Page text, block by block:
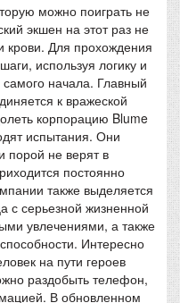
можно поиграть не
экшен на этот раз не
крови. Для прохождения
используя логику и
начала. Главный
к вражеской
корпорацию Blume
испытания. Они
порой не верят в
постоянно
также выделяется
с серьезной жизненной
увлечениями, а также
Интересно
на пути героев
раздобыть телефон,
В обновленном